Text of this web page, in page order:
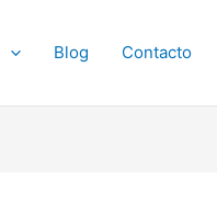
Blog Contacto